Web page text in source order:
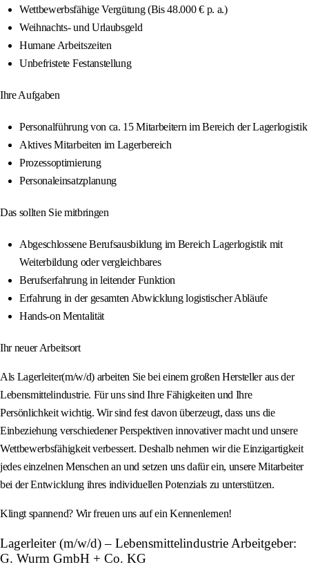
Wettbewerbsfähige Vergütung (Bis 48.000 € p. a.)
Weihnachts- und Urlaubsgeld
Humane Arbeitszeiten
Unbefristete Festanstellung
Ihre Aufgaben
Personalführung von ca. 15 Mitarbeitern im Bereich der Lagerlogistik
Aktives Mitarbeiten im Lagerbereich
Prozessoptimierung
Personaleinsatzplanung
Das sollten Sie mitbringen
Abgeschlossene Berufsausbildung im Bereich Lagerlogistik mit
Weiterbildung oder vergleichbares
Berufserfahrung in leitender Funktion
Erfahrung in der gesamten Abwicklung logistischer Abläufe
Hands-on Mentalität
Ihr neuer Arbeitsort
Als Lagerleiter(m/w/d) arbeiten Sie bei einem großen Hersteller aus der
Lebensmittelindustrie. Für uns sind Ihre Fähigkeiten und Ihre
Persönlichkeit wichtig. Wir sind fest davon überzeugt, dass uns die
Einbeziehung verschiedener Perspektiven innovativer macht und unsere
Wettbewerbsfähigkeit verbessert. Deshalb nehmen wir die Einzigartigkeit
jedes einzelnen Menschen an und setzen uns dafür ein, unsere Mitarbeiter
bei der Entwicklung ihres individuellen Potenzials zu unterstützen.
Klingt spannend? Wir freuen uns auf ein Kennenlernen!
Lagerleiter (m/w/d) – Lebensmittelindustrie Arbeitgeber:
G. Wurm GmbH + Co. KG